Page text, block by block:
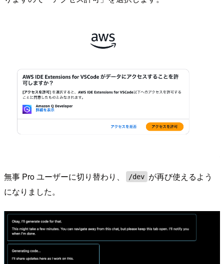
無事 Pro ユーザーに切り替わり、 /dev が再び使えるよう
になりました。